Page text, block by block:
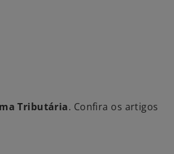
Tributária. Confira os artigos